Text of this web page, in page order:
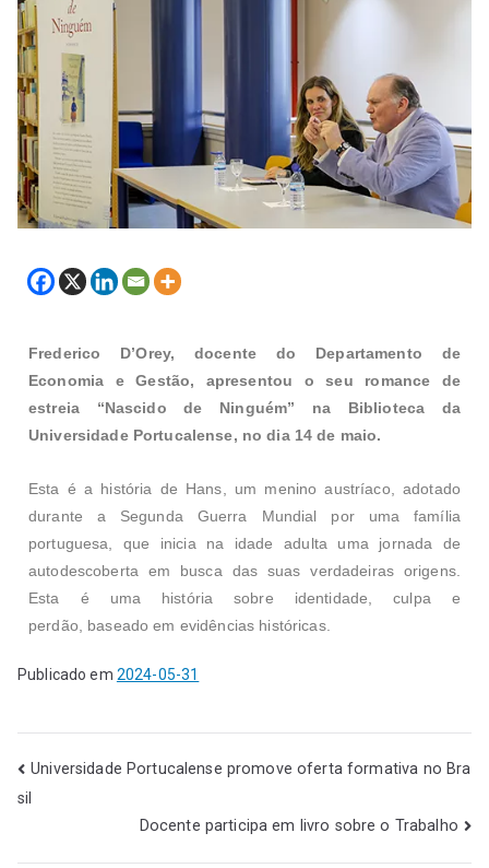
Frederico D’Orey, docente do Departamento de
Economia e Gestão, apresentou o seu romance de
estreia “Nascido de Ninguém” na Biblioteca da
Universidade Portucalense, no dia 14 de maio.
Esta é a história de Hans, um menino austríaco, adotado
durante a Segunda Guerra Mundial por uma família
portuguesa, que inicia na idade adulta uma jornada de
autodescoberta em busca das suas verdadeiras origens.
Esta é uma história sobre identidade, culpa e
perdão, baseado em evidências históricas.
Publicado em 2024-05-31
Universidade Portucalense promove oferta formativa no Bra
sil
Docente participa em livro sobre o Trabalho